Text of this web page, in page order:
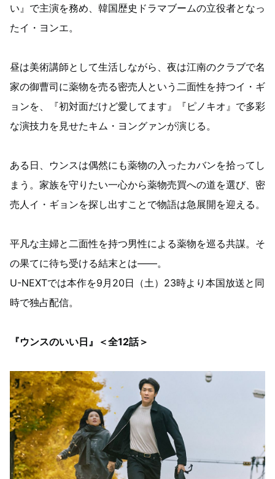
い』で主演を務め、韓国歴史ドラマブームの立役者となっ
たイ・ヨンエ。
昼は美術講師として生活しながら、夜は江南のクラブで名
家の御曹司に薬物を売る密売人という二面性を持つイ・ギ
ョンを、『初対面だけど愛してます』『ピノキオ』で多彩
な演技力を見せたキム・ヨングァンが演じる。
ある日、ウンスは偶然にも薬物の入ったカバンを拾ってし
まう。家族を守りたい一心から薬物売買への道を選び、密
売人イ・ギョンを探し出すことで物語は急展開を迎える。
平凡な主婦と二面性を持つ男性による薬物を巡る共謀。そ
の果てに待ち受ける結末とは——。
U-NEXTでは本作を9月20日（土）23時より本国放送と同
時で独占配信。
『ウンスのいい日』＜全12話＞